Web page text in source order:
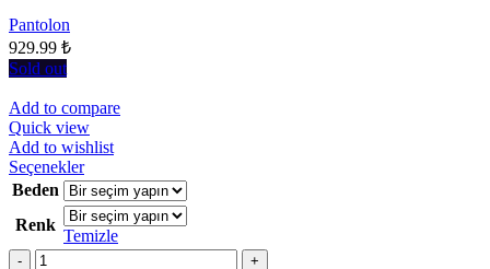
Pantolon
929.99 ₺
Sold out
Add to compare
Quick view
Add to wishlist
SeçeneklerBu
ürünün
birden
fazla
varyasyonu
Beden
Renk
Temizle
Miktar